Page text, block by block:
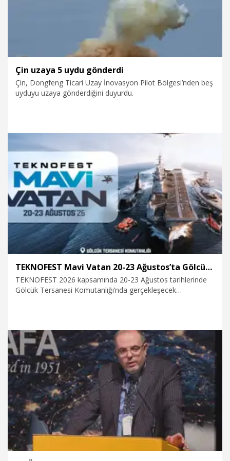
Çin uzaya 5 uydu gönderdi
Çin, Dongfeng Ticari Uzay İnovasyon Pilot Bölgesi’nden beş
uyduyu uzaya gönderdiğini duyurdu.
15.05.2026 Dünya
TEKNOFEST Mavi Vatan 20-23 Ağustos’ta Gölcük’te
TEKNOFEST 2026 kapsamında 20-23 Ağustos tarihlerinde
Gölcük Tersanesi Komutanlığı’nda gerçekleşecek
15.05.2026 Teknoloji